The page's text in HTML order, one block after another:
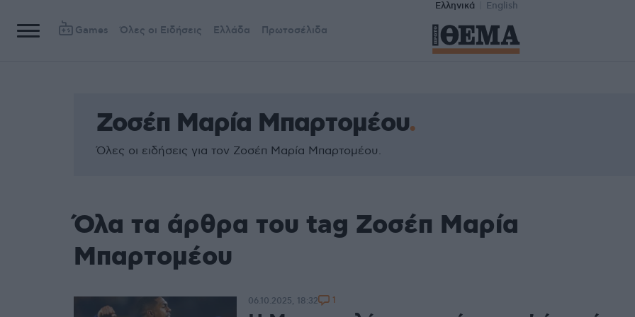
Ελληνικά English
Games Όλες οι Ειδήσεις Ελλάδα Πρωτοσέλιδα
Ζοσέπ Μαρία Μπαρτομέου
Όλες οι ειδήσεις για τον Ζοσέπ Μαρία Μπαρτομέου.
Όλα τα άρθρα του tag Ζοσέπ Μαρία
Μπαρτομέου
06.10.2025, 18:32 1